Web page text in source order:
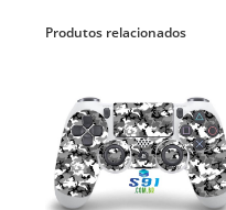
Produtos relacionados